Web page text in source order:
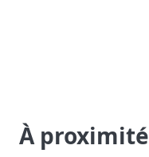
À proximité